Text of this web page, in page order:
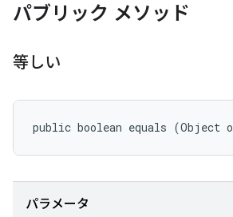
パブリック メソッド
等しい
public boolean equals (Object
パラメータ